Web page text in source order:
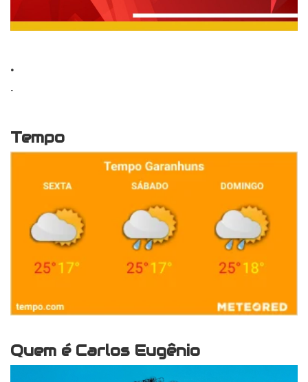
.
.
Tempo
Quem é Carlos Eugênio